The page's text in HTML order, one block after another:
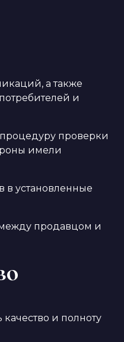
а также
и
проверки
имели
в установленные
продавцом и
и полноту